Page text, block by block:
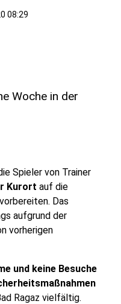
08:29
Woche in der
Spieler von Trainer
Kurort auf die
Das
aufgrund der
vorherigen
und keine Besuche
Ragaz vielfältig.